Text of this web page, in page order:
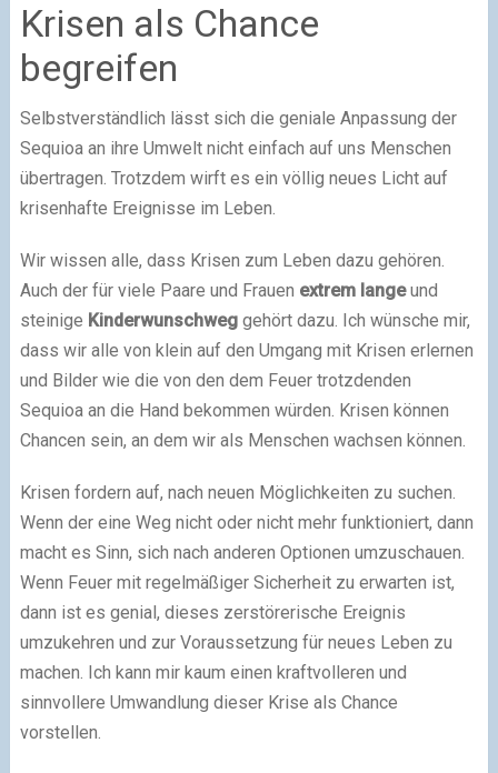
Krisen als Chance
begreifen
Selbstverständlich lässt sich die geniale Anpassung der
Sequioa an ihre Umwelt nicht einfach auf uns Menschen
übertragen. Trotzdem wirft es ein völlig neues Licht auf
krisenhafte Ereignisse im Leben.
Wir wissen alle, dass Krisen zum Leben dazu gehören.
Auch der für viele Paare und Frauen extrem langeund
steinige Kinderwunschweggehört dazu. Ich wünsche mir,
dass wir alle von klein auf den Umgang mit Krisen erlernen
und Bilder wie die von den dem Feuer trotzdenden
Sequioa an die Hand bekommen würden. Krisen können
Chancen sein, an dem wir als Menschen wachsen können.
Krisen fordern auf, nach neuen Möglichkeiten zu suchen.
Wenn der eine Weg nicht oder nicht mehr funktioniert, dann
macht es Sinn, sich nach anderen Optionen umzuschauen.
Wenn Feuer mit regelmäßiger Sicherheit zu erwarten ist,
dann ist es genial, dieses zerstörerische Ereignis
umzukehren und zur Voraussetzung für neues Leben zu
machen. Ich kann mir kaum einen kraftvolleren und
sinnvollere Umwandlung dieser Krise als Chance
vorstellen.